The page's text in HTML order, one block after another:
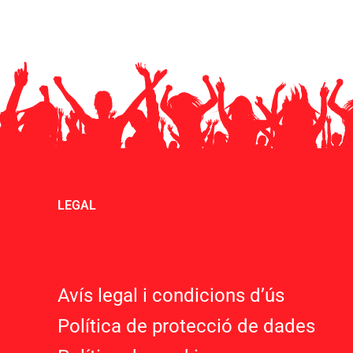
LEGAL
Avís legal i condicions d’ús
Política de protecció de dades